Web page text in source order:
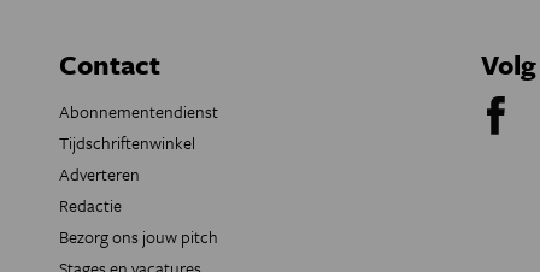
Contact
Abonnementendienst
Tijdschriftenwinkel
Adverteren
Redactie
Bezorg ons jouw pitch